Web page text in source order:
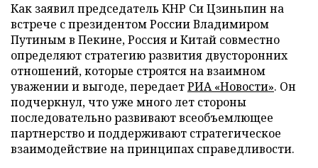
Как заявил председатель КНР Си Цзиньпин на
встрече с президентом России Владимиром
Путиным в Пекине, Россия и Китай совместно
определяют стратегию развития двусторонних
отношений, которые строятся на взаимном
уважении и выгоде, передаетРИА «Новости». Он
подчеркнул, что уже много лет стороны
последовательно развивают всеобъемлющее
партнерство и поддерживают стратегическое
взаимодействие на принципах справедливости.